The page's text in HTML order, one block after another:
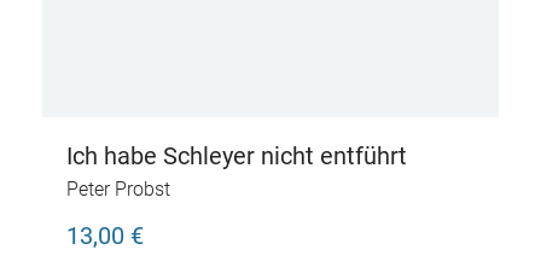
Ich habe Schleyer nicht entführt
Peter Probst
13,00 €